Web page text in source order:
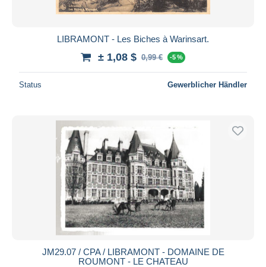
LIBRAMONT - Les Biches à Warinsart.
± 1,08 $ 0,99 € -5 %
Status Gewerblicher Händler
JM29.07 / CPA / LIBRAMONT - DOMAINE DE
ROUMONT - LE CHATEAU